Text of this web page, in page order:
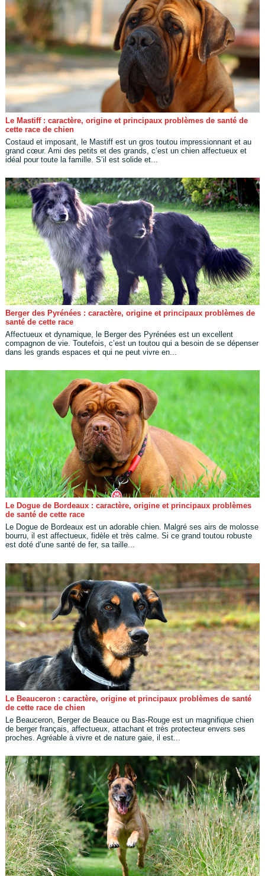
Le Mastiff : caractère, origine et principaux problèmes de santé de
cette race de chien
Costaud et imposant, le Mastiff est un gros toutou impressionnant et au
grand cœur. Ami des petits et des grands, c’est un chien affectueux et
idéal pour toute la famille. S’il est solide et...
Berger des Pyrénées : caractère, origine et principaux problèmes de
santé de cette race
Affectueux et dynamique, le Berger des Pyrénées est un excellent
compagnon de vie. Toutefois, c’est un toutou qui a besoin de se dépenser
dans les grands espaces et qui ne peut vivre en...
Le Dogue de Bordeaux : caractère, origine et principaux problèmes
de santé de cette race
Le Dogue de Bordeaux est un adorable chien. Malgré ses airs de molosse
bourru, il est affectueux, fidèle et très calme. Si ce grand toutou robuste
est doté d’une santé de fer, sa taille...
Le Beauceron : caractère, origine et principaux problèmes de santé
de cette race de chien
Le Beauceron, Berger de Beauce ou Bas-Rouge est un magnifique chien
de berger français, affectueux, attachant et très protecteur envers ses
proches. Agréable à vivre et de nature gaie, il est...